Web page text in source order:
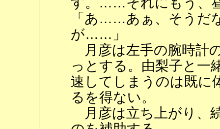
「あ……あぁ、そう
が……」
月彦は左手の腕時計
っとする。由梨子と一
速してしまうのは既に
るを得ない。
月彦は立ち上がり、